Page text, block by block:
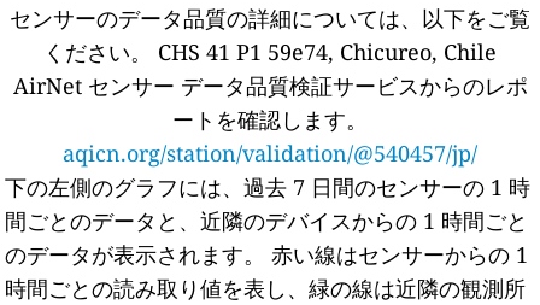
センサーのデータ品質の詳細については、以下をご覧
ください。
CHS 41 P1 59e74, Chicureo, Chile
AirNet センサー データ品質検証サービスからのレポ
ートを確認します。
aqicn.org/station/validation/@540457/jp/
下の左側のグラフには、過去 7 日間のセンサーの 1 時
間ごとのデータと、近隣のデバイスからの 1 時間ごと
のデータが表示されます。
赤い線はセンサーからの 1
時間ごとの読み取り値を表し、緑の線は近隣の観測所